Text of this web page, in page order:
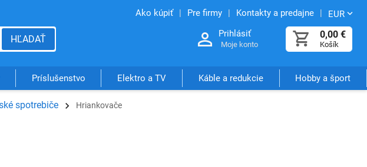
Ako kúpiť Pre firmy Kontakty a predajne EUR
0,00 €
Košík
Prihlásiť
Moje konto
HĽADAŤ
Príslušenstvo Elektro a TV Káble a redukcie Hobby a šport
spotrebiče Hriankovače